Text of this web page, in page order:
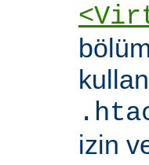
izin